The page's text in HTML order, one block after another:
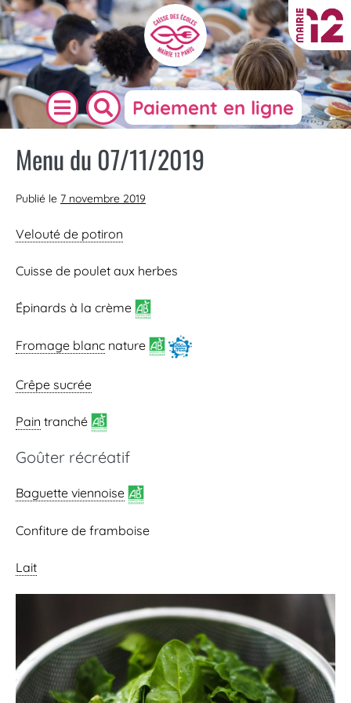
Paiement en ligne
Menu du 07/11/2019
Publié le 7 novembre 2019
Velouté de potiron
Cuisse de poulet aux herbes
Épinards à la crème
Fromage blanc nature
Crêpe sucrée
Pain tranché
Goûter récréatif
Baguette viennoise
Confiture de framboise
Lait